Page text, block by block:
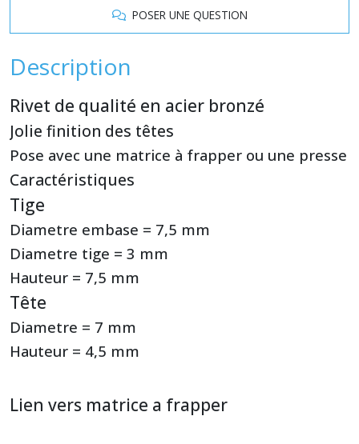
POSER UNE QUESTION
Description
Rivet de qualité en acier bronzé
Jolie finition des têtes
Pose avec une matrice à frapper ou une presse
Caractéristiques
Tige
Diametre embase = 7,5 mm
Diametre tige = 3 mm
Hauteur = 7,5 mm
Tête
Diametre = 7 mm
Hauteur = 4,5 mm
Lien vers matrice a frapper